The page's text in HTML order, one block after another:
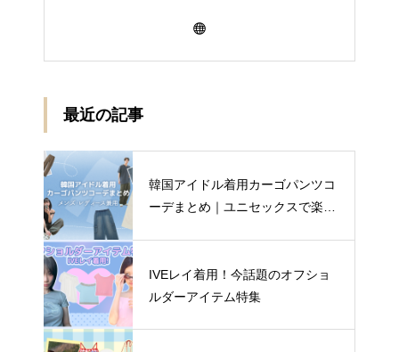
最近の記事
韓国アイドル着用カーゴパンツコ
ーデまとめ｜ユニセックスで楽し
IVEレイ着用！今話題のオフショ
ルダーアイテム特集